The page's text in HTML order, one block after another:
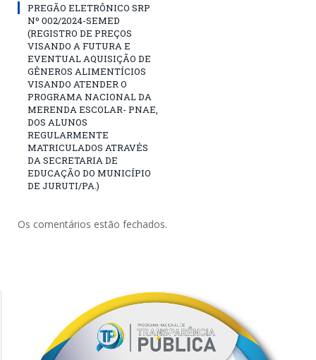
PREGÃO ELETRÔNICO SRP
Nº 002/2024-SEMED
(REGISTRO DE PREÇOS
VISANDO A FUTURA E
EVENTUAL AQUISIÇÃO DE
GÊNEROS ALIMENTÍCIOS
VISANDO ATENDER O
PROGRAMA NACIONAL DA
MERENDA ESCOLAR- PNAE,
DOS ALUNOS
REGULARMENTE
MATRICULADOS ATRAVÉS
DA SECRETARIA DE
EDUCAÇÃO DO MUNICÍPIO
DE JURUTI/PA.)
Os comentários estão fechados.